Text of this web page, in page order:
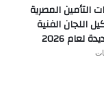
التأمين المصرية
اللجان الفنية
لعام 2026